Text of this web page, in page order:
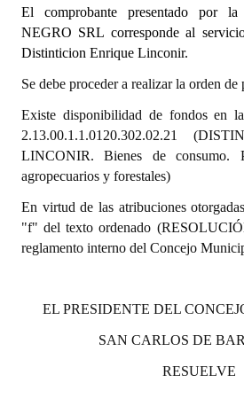
Digesto
Informes de Gestión
Proyectos Presentados
Dictámenes Asesoría Letrada
Actas de Sesión
Actas de Audiencias Públicas
El comprobante presentado por
NEGRO SRL corresponde al
Distinticion Enrique Linconir.
Se debe proceder a realizar la orden de
Existe disponibilidad de fondos en la
2.13.00.1.1.0120.302.02.21
LINCONIR. Bienes de consumo.
agropecuarios y forestales)
En virtud de las atribuciones
"f" del texto ordenado
reglamento interno del Concejo
EL PRESIDENTE DEL
SAN CARLOS DE
RESUELVE